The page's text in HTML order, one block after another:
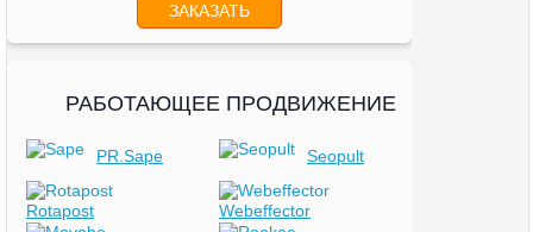
ЗАКАЗАТЬ
РАБОТАЮЩЕЕ ПРОДВИЖЕНИЕ
PR.Sape
Rotapost
Seopult
Webeffector